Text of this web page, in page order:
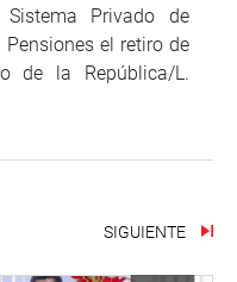
Privado de
el retiro de
de la República/L.
SIGUIENTE